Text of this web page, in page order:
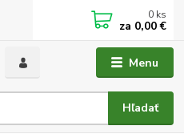
Menu
Hľadať
0 ks
za 0,00 €